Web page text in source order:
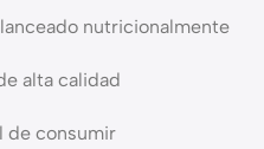
nutricionalmente
alta calidad
de consumir